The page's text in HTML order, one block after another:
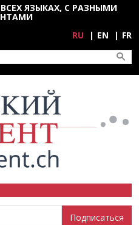
ЯЗЫКАХ, С РАЗНЫМИ
RU EN FR